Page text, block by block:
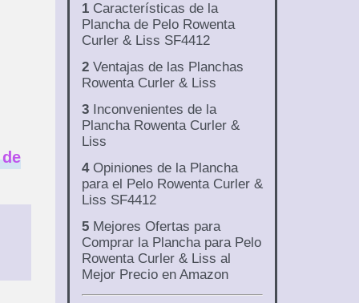
1Características de la
Plancha de Pelo Rowenta
Curler & Liss SF4412
2Ventajas de las Planchas
Rowenta Curler & Liss
3Inconvenientes de la
Plancha Rowenta Curler &
Liss
4Opiniones de la Plancha
para el Pelo Rowenta Curler &
Liss SF4412
5Mejores Ofertas para
Comprar la Plancha para Pelo
Rowenta Curler & Liss al
Mejor Precio en Amazon